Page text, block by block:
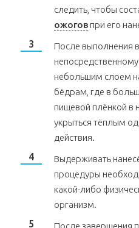
следить, чтобы
ожогов при его
После выполнения
небольшим слоем
бёдрам, где в
пищевой плёнкой в
укрыться тёплым
действия.
Выдерживать
процедуры
какой-либо
организм.
После завершения